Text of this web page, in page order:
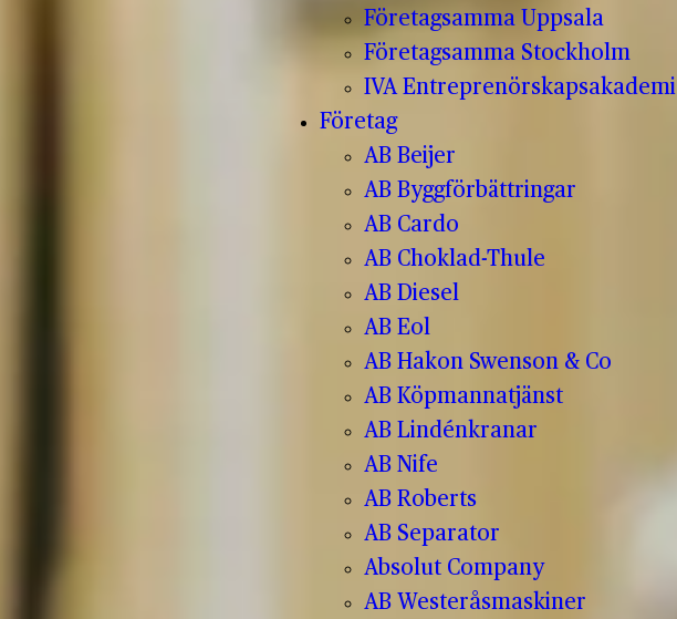
Företagsamma Uppsala
Företagsamma Stockholm
IVA Entreprenörskapsakademi
Företag
AB Beijer
AB Byggförbättringar
AB Cardo
AB Choklad-Thule
AB Diesel
AB Eol
AB Hakon Swenson & Co
AB Köpmannatjänst
AB Lindénkranar
AB Nife
AB Roberts
AB Separator
Absolut Company
AB Westeråsmaskiner